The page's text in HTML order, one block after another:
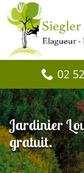
02
Jardinier
gratuit.